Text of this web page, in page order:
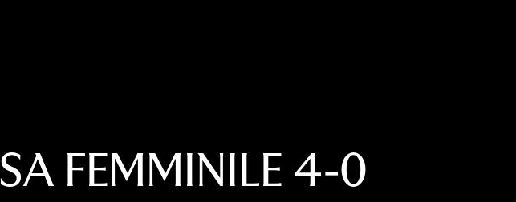
FEMMINILE 4-0